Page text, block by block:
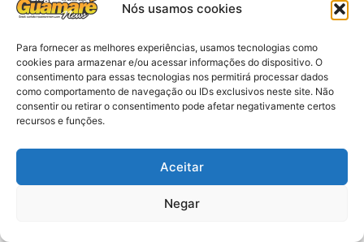
Nós usamos cookies
Para fornecer as melhores experiências, usamos tecnologias como
cookies para armazenar e/ou acessar informações do dispositivo. O
consentimento para essas tecnologias nos permitirá processar dados
como comportamento de navegação ou IDs exclusivos neste site. Não
consentir ou retirar o consentimento pode afetar negativamente certos
recursos e funções.
Aceitar
Negar
Economia: Prazo de adesão ao
Programa Desenrola 2.0 é